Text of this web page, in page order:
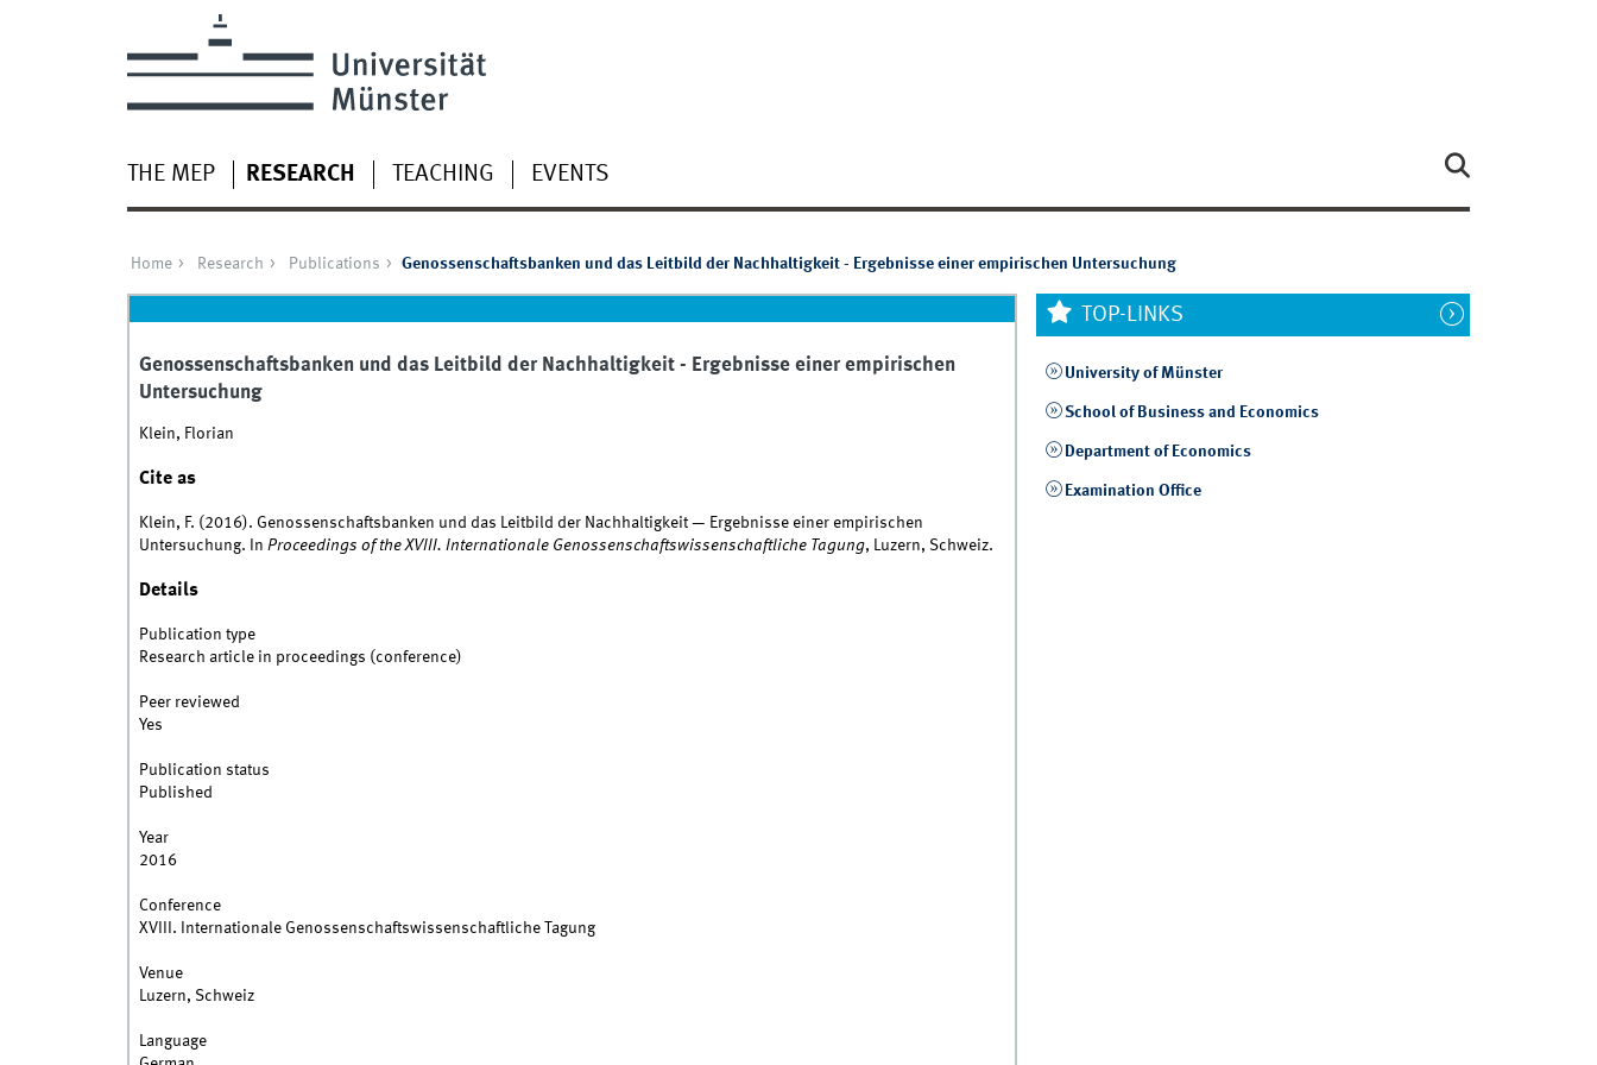
THE MEP RESEARCH TEACHING EVENTS
Home Research Publications Genossenschaftsbanken und das Leitbild der Nachhaltigkeit - Ergebnisse einer empirischen Untersuchung
Genossenschaftsbanken und das Leitbild der Nachhaltigkeit - Ergebnisse einer empirischen
Untersuchung
Klein, Florian
Cite as
Klein, F. (2016). Genossenschaftsbanken und das Leitbild der Nachhaltigkeit — Ergebnisse einer empirischen
Untersuchung. In Proceedings of the XVIII. Internationale Genossenschaftswissenschaftliche Tagung, Luzern, Schweiz.
Details
Publication type
Research article in proceedings (conference)
Peer reviewed
Yes
Publication status
Published
Year
2016
Conference
XVIII. Internationale Genossenschaftswissenschaftliche Tagung
Venue
Luzern, Schweiz
Language
TOP-LINKS
University of Münster
School of Business and Economics
Department of Economics
Examination Office